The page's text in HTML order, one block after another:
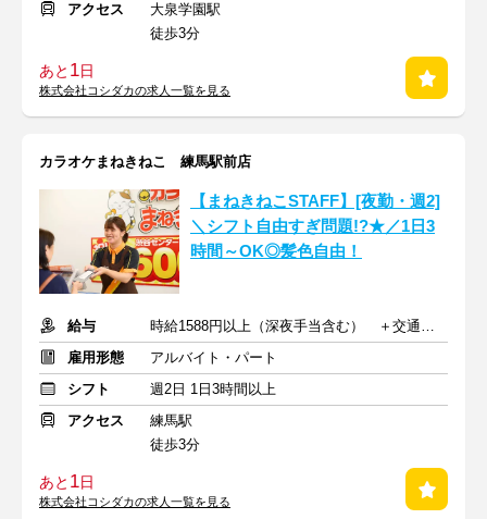
アクセス
大泉学園駅
徒歩3分
あと 1日
株式会社コシダカの求人一覧を見る
カラオケまねきねこ 練馬駅前店
【まねきねこSTAFF】[夜勤・週2]
＼シフト自由すぎ問題!?★／1日3
時間～OK◎髪色自由！
給与
時給1588円以上（深夜手当含む） ＋交通費支給
雇用形態
アルバイト・パート
シフト
週2日 1日3時間以上
アクセス
練馬駅
徒歩3分
あと 1日
株式会社コシダカの求人一覧を見る